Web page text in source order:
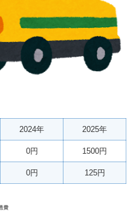
2024年 2025年
0円 1500円
0円 125円